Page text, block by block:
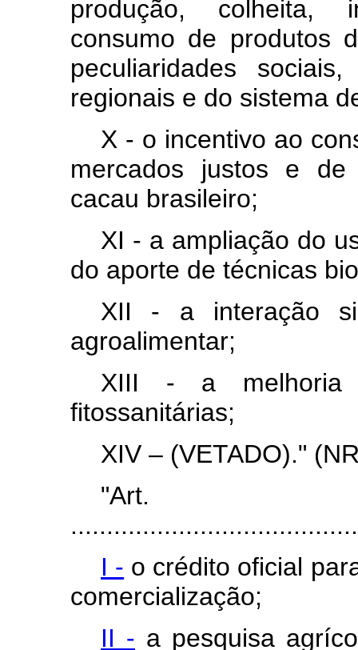
produção, colheita,
consumo de produtos
peculiaridades
regionais e do sistema
X - o incentivo ao
mercados justos e
cacau brasileiro;
XI - a ampliação do
do aporte de técnicas
XII - a interação
agroalimentar;
XIII - a melhoria
fitossanitárias;
XIV – (VETADO)."
I - o crédito oficial
comercialização;
II - a pesquisa